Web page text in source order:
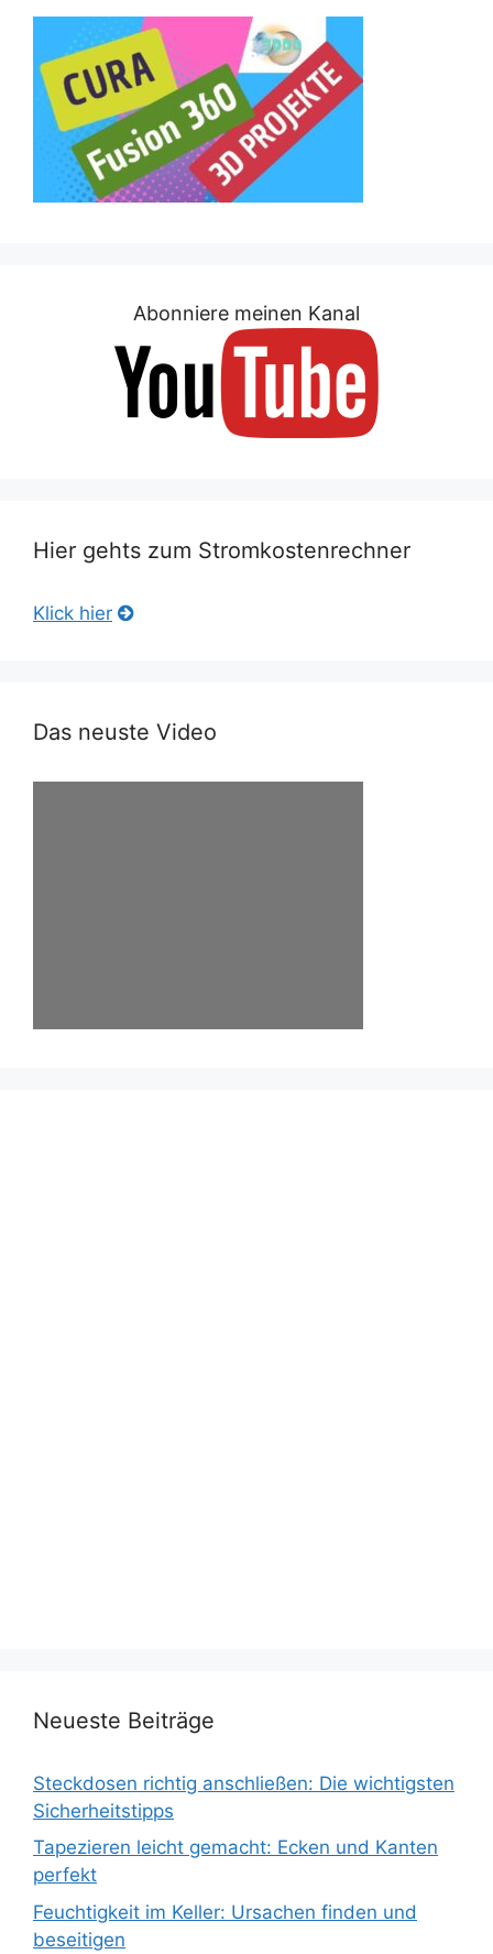
Abonniere meinen Kanal
Hier gehts zum Stromkostenrechner
Klick hier
Das neuste Video
Neueste Beiträge
Steckdosen richtig anschließen: Die wichtigsten
Sicherheitstipps
Tapezieren leicht gemacht: Ecken und Kanten
perfekt
Feuchtigkeit im Keller: Ursachen finden und
beseitigen